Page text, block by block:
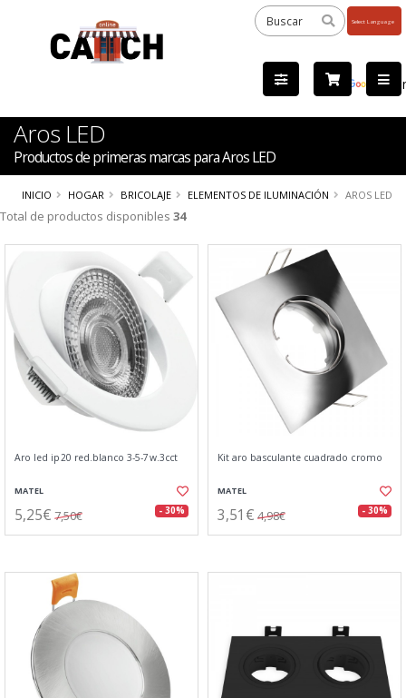
by
Aros LED
Productos de primeras marcas para Aros LED
INICIO HOGAR BRICOLAJE ELEMENTOS DE ILUMINACIÓN AROS LED
Total de productos disponibles 34
Aro led ip20 red.blanco 3-5-7w.3cct
MATEL
5,25€ 7,50€ - 30%
Kit aro basculante cuadrado cromo
MATEL
3,51€ 4,98€ - 30%